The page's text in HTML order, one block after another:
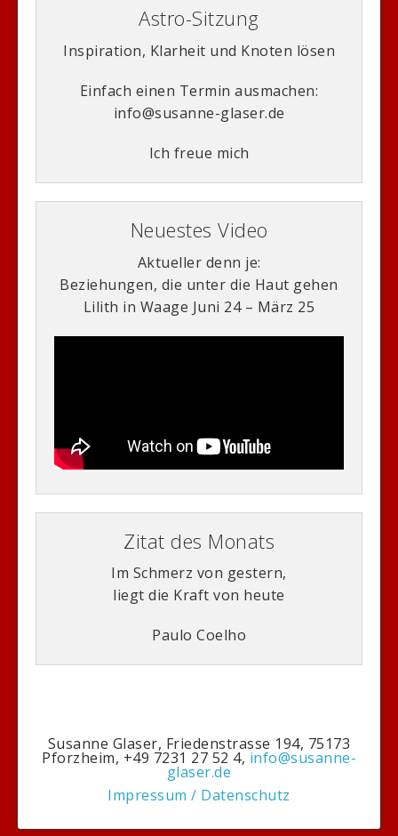
Astro-Sitzung
Inspiration, Klarheit und Knoten lösen
Einfach einen Termin ausmachen:
info@susanne-glaser.de
Ich freue mich
Neuestes Video
Aktueller denn je:
Beziehungen, die unter die Haut gehen
Lilith in Waage Juni 24 – März 25
Zitat des Monats
Im Schmerz von gestern,
liegt die Kraft von heute
Paulo Coelho
Susanne Glaser, Friedenstrasse 194, 75173
Pforzheim, +49 7231 27 52 4, info@susanne-
glaser.de
Impressum / Datenschutz